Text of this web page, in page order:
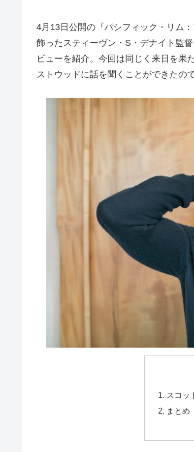
4月13日公開の『パシフィック・リム
飾ったスティーヴン・S・デナイト監
ビューを紹介。今回は同じく来日を果
ストウッドに話を聞くことができたの
スコッ
まとめ